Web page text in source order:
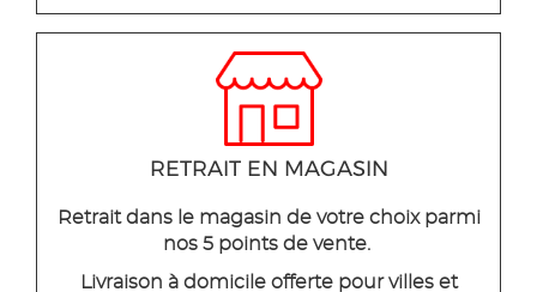
RETRAIT EN MAGASIN
Retrait dans le magasin de votre choix parmi
nos 5 points de vente.
Livraison à domicile offerte pour villes et